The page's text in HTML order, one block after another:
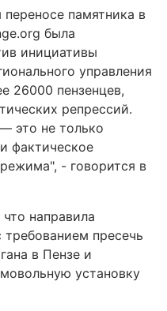
памятника в
была
инициативы
управления
26000 пензенцев,
репрессий.
это не только
фактическое
- говорится в
что направила
пресечь
в Пензе и
установку